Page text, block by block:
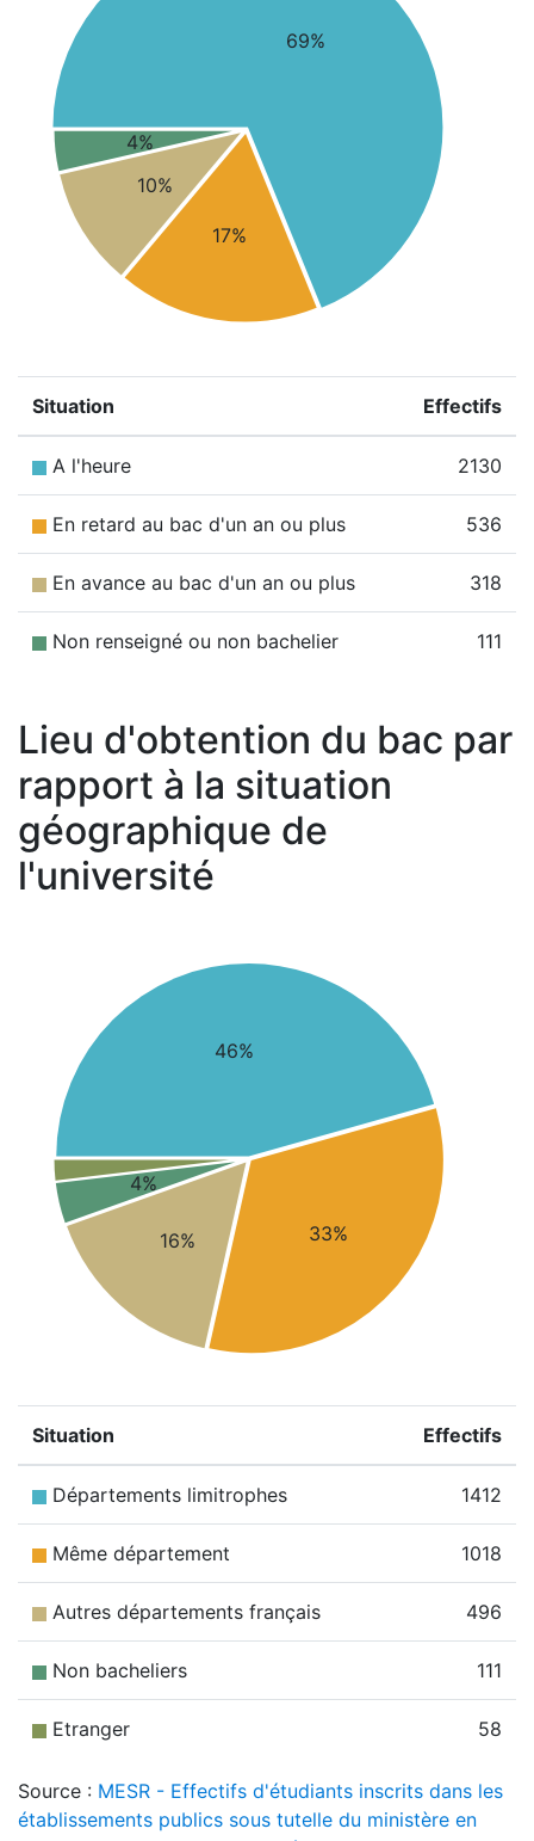
69%
17%
10%
4%
Situation Effectifs
A l'heure 2130
En retard au bac d'un an ou plus 536
En avance au bac d'un an ou plus 318
Non renseigné ou non bachelier 111
Lieu d'obtention du bac par
rapport à la situation
géographique de
l'université
46%
33%
16%
4%
Situation Effectifs
Départements limitrophes 1412
Même département 1018
Autres départements français 496
Non bacheliers 111
Etranger 58
Source : MESR - Effectifs d'étudiants inscrits dans les
établissements publics sous tutelle du ministère en